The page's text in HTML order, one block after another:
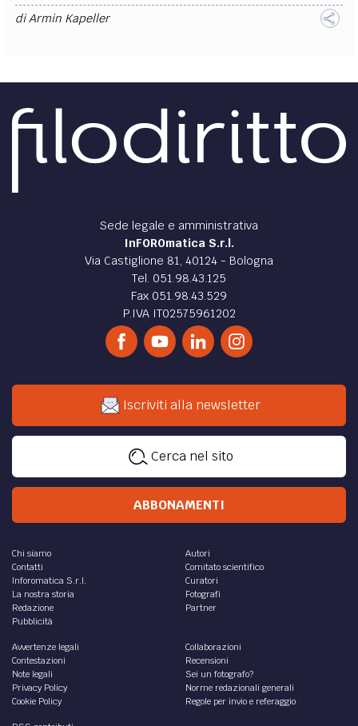
diArmin Kapeller
Sede legale e amministrativa
InFOROmatica S.r.l.
Via Castiglione 81, 40124 - Bologna
Tel. 051.98.43.125
Fax 051.98.43.529
P.IVA IT02575961202
Iscriviti alla newsletter
Cerca nel sito
ABBONAMENTI
Chi siamo
Contatti
Inforomatica S.r.l.
La nostra storia
Redazione
Pubblicità
Autori
Comitato scientifico
Curatori
Fotografi
Partner
Avvertenze legali
Contestazioni
Note legali
Privacy Policy
Cookie Policy
Collaborazioni
Recensioni
Sei un fotografo?
Norme redazionali generali
Regole per invio e referaggio